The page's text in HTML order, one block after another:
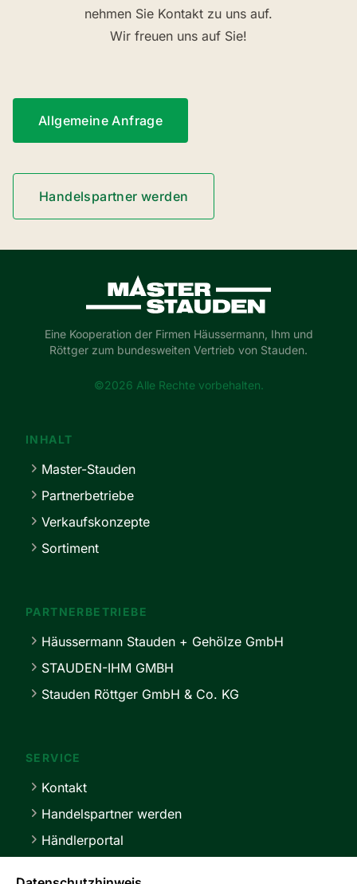
nehmen Sie Kontakt zu uns auf.
Wir freuen uns auf Sie!
Allgemeine Anfrage
Handelspartner werden
Master-Stauden
Eine Kooperation der Firmen Häussermann, Ihm und
Röttger zum bundesweiten Vertrieb von Stauden.
©2026 Alle Rechte vorbehalten.
INHALT
Master-Stauden
Partnerbetriebe
Verkaufskonzepte
Sortiment
PARTNERBETRIEBE
Häussermann Stauden + Gehölze GmbH
STAUDEN-IHM GMBH
Stauden Röttger GmbH & Co. KG
SERVICE
Kontakt
Handelspartner werden
Händlerportal